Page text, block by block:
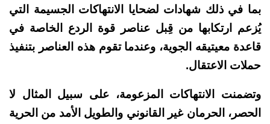
بما في ذلك شهادات لضحايا الانتهاكات الجسيمة التي
يُزعم ارتكابها من قِبل عناصر قوة الردع الخاصة في
قاعدة معيتيقه الجوية، وعندما تقوم هذه العناصر بتنفيذ
حملات الاعتقال.
وتضمنت الانتهاكات المزعومة، على سبيل المثال لا
الحصر، الحرمان غير القانوني والطويل الأمد من الحرية